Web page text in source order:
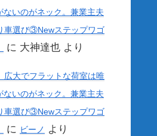
ないのがネック。兼業主夫
車選び③Newステップワゴ
に 大神達也 より
広大でフラットな荷室は唯
ないのがネック。兼業主夫
車選び③Newステップワゴ
に ビーノ より